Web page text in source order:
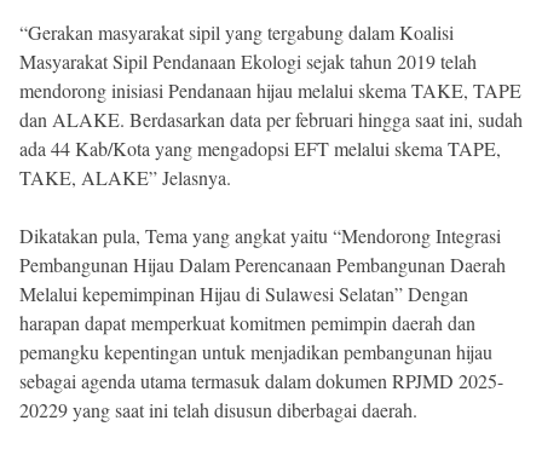
“Gerakan masyarakat sipil yang tergabung dalam Koalisi
Masyarakat Sipil Pendanaan Ekologi sejak tahun 2019 telah
mendorong inisiasi Pendanaan hijau melalui skema TAKE, TAPE
dan ALAKE. Berdasarkan data per februari hingga saat ini, sudah
ada 44 Kab/Kota yang mengadopsi EFT melalui skema TAPE,
TAKE, ALAKE” Jelasnya.
Dikatakan pula, Tema yang angkat yaitu “Mendorong Integrasi
Pembangunan Hijau Dalam Perencanaan Pembangunan Daerah
Melalui kepemimpinan Hijau di Sulawesi Selatan” Dengan
harapan dapat memperkuat komitmen pemimpin daerah dan
pemangku kepentingan untuk menjadikan pembangunan hijau
sebagai agenda utama termasuk dalam dokumen RPJMD 2025-
20229 yang saat ini telah disusun diberbagai daerah.